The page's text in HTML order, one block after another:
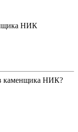
НИК
каменщика НИК?